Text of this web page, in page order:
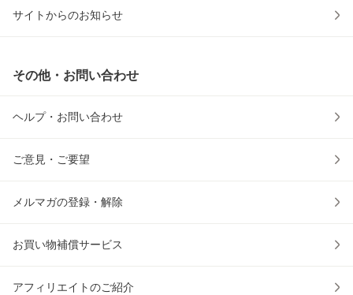
サイトからのお知らせ
その他・お問い合わせ
ヘルプ・お問い合わせ
ご意見・ご要望
メルマガの登録・解除
お買い物補償サービス
アフィリエイトのご紹介